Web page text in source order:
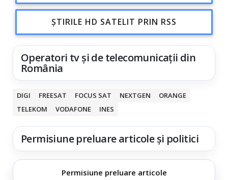
ȘTIRILE HD SATELIT PRIN RSS
Operatori tv și de telecomunicații din
România
DIGI FREESAT FOCUS SAT NEXTGEN
ORANGE
TELEKOM
VODAFONE INES
Permisiune preluare articole și politici
Permisiune preluare articole